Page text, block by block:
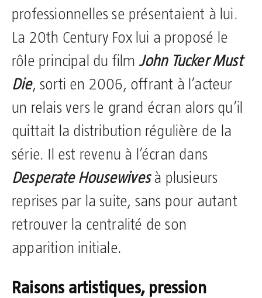
professionnelles se présentaient à lui.
La 20th Century Fox lui a proposé le
rôle principal du film John Tucker Must
Die, sorti en 2006, offrant à l’acteur
un relais vers le grand écran alors qu’il
quittait la distribution régulière de la
série. Il est revenu à l’écran dans
Desperate Housewivesà plusieurs
reprises par la suite, sans pour autant
retrouver la centralité de son
apparition initiale.
Raisons artistiques, pression